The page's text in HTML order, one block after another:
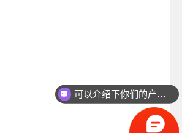
可以介绍下你们的产品么？